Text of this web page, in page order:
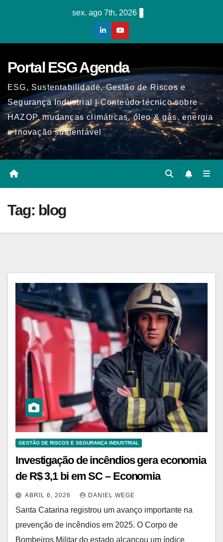
sex. ago 7th, 2026
Portal ESG Agenda
ESG, Sustentabilidade, Gestão de Riscos e
Segurança Industrial | Conteúdo técnico sobre
HAZOP, mudanças climáticas, óleo & gás, energia
e inovação sustentável
Tag: blog
GESTÃO DE RISCOS E SEGURANÇA INDUSTRIAL
Investigação de incêndios gera economia
de R$ 3,1 bi em SC – Economia
ABRIL 6, 2026 DANIEL WEGE
Santa Catarina registrou um avanço importante na
prevenção de incêndios em 2025. O Corpo de
Bombeiros Militar do estado alcançou um índice